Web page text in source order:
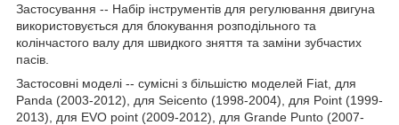
Застосування -- Набір інструментів для регулювання двигуна
використовується для блокування розподільного та
колінчастого валу для швидкого зняття та заміни зубчастих
пасів.
Застосовні моделі -- сумісні з більшістю моделей Fiat, для
Panda (2003-2012), для Seicento (1998-2004), для Point (1999-
2013), для EVO point (2009-2012), для Grande Punto (2007-